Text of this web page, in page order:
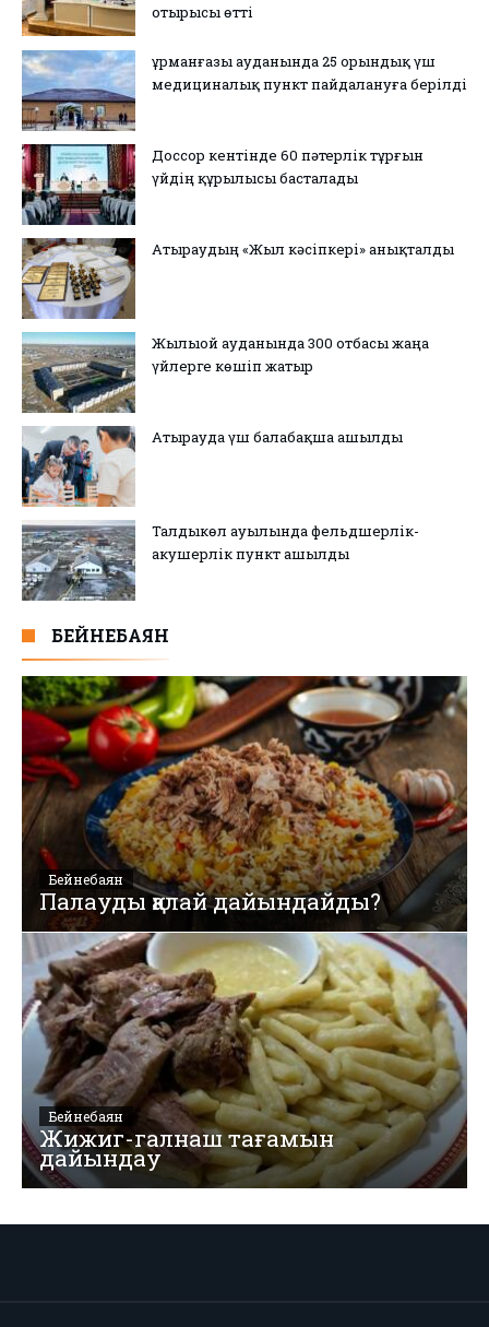
отырысы өтті
Құрманғазы ауданында 25 орындық үш
медициналық пункт пайдалануға берілді
Доссор кентінде 60 пәтерлік тұрғын
үйдің құрылысы басталады
Атыраудың «Жыл кәсіпкері» анықталды
Жылыой ауданында 300 отбасы жаңа
үйлерге көшіп жатыр
Атырауда үш балабақша ашылды
Талдыкөл ауылында фельдшерлік-
акушерлік пункт ашылды
БЕЙНЕБАЯН
Бейнебаян
Палауды қалай дайындайды?
Бейнебаян
Жижиг-галнаш тағамын
дайындау